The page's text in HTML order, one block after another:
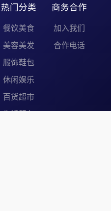
热门分类
餐饮美食
美容美发
服饰鞋包
休闲娱乐
百货超市
商务合作
加入我们
合作电话